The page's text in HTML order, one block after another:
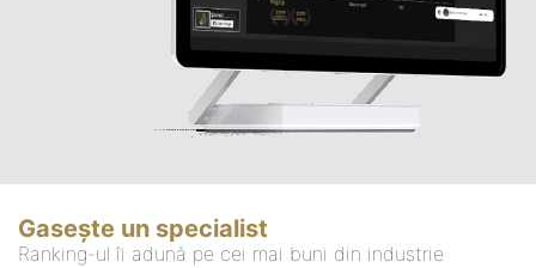
Gasește un specialist
Ranking-ul îi adună pe cei mai buni din industrie